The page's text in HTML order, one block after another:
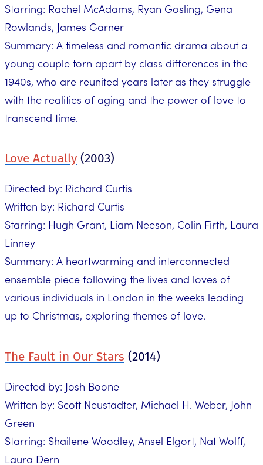
Starring: Rachel McAdams, Ryan Gosling, Gena
Rowlands, James Garner
Summary: A timeless and romantic drama about a
young couple torn apart by class differences in the
1940s, who are reunited years later as they struggle
with the realities of aging and the power of love to
transcend time.
Love Actually (2003)
Directed by: Richard Curtis
Written by: Richard Curtis
Starring: Hugh Grant, Liam Neeson, Colin Firth, Laura
Linney
Summary: A heartwarming and interconnected
ensemble piece following the lives and loves of
various individuals in London in the weeks leading
up to Christmas, exploring themes of love.
The Fault in Our Stars (2014)
Directed by: Josh Boone
Written by: Scott Neustadter, Michael H. Weber, John
Green
Starring: Shailene Woodley, Ansel Elgort, Nat Wolff,
Laura Dern